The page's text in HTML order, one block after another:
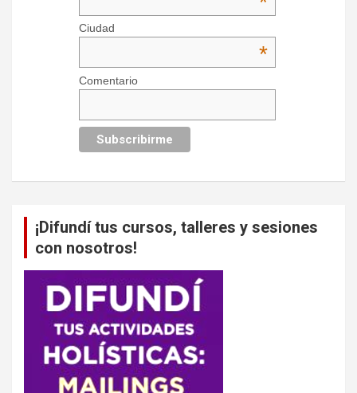
Ciudad
*
Comentario
¡Difundí tus cursos, talleres y sesiones
con nosotros!